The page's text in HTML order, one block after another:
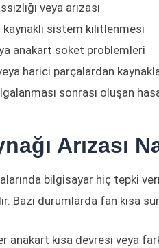
veya arızası
kaynaklı sistem kilitlenmesi
anakart soket problemleri
harici parçalardan
sonrası oluşan
Arızası
bilgisayar hiç tepki
Bazı durumlarda fan kısa
anakart kısa devresi veya